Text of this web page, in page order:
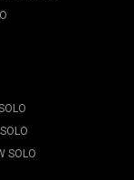
SOLO